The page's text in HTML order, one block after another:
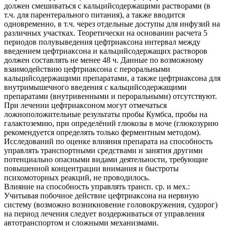
должен смешиваться с кальцийсодержащими растворами (в
т.ч. для парентерального питания), а также вводится
одновременно, в т.ч. через отдельные доступы для инфузий на
различных участках. Теоретически на основании расчета 5
периодов полувыведения цефтриаксона интервал между
введением цефтриаксона и кальцийсодержащих растворов
должен составлять не менее 48 ч. Данные по возможному
взаимодействию цефтриаксона с пероральными
кальцийсодержащими препаратами, а также цефтриаксона для
внутримышечного введения с кальцийсодержащими
препаратами (внутривенными и пероральными) отсутствуют.
При лечении цефтриаксоном могут отмечаться
ложноположительные результаты пробы Кумбса, пробы на
галактоземию, при определёний глюкозы в моче (глюкозурию
рекомендуется определять только ферментным методом).
Исследований по оценке влияния препарата на способность
управлять транспортными средствами и занятия другими
потенциально опасными видами деятельности, требующие
повышенной концентрации внимания и быстроты
психомоторных реакций, не проводилось.
Влияние на способность управлять трансп. ср. и мех.:
Учитывая побочное действие цефтриаксона на нервную
систему (возможно возникновение головокружения, судорог)
на период лечения следует воздерживаться от управления
автотранспортом и сложными механизмами.